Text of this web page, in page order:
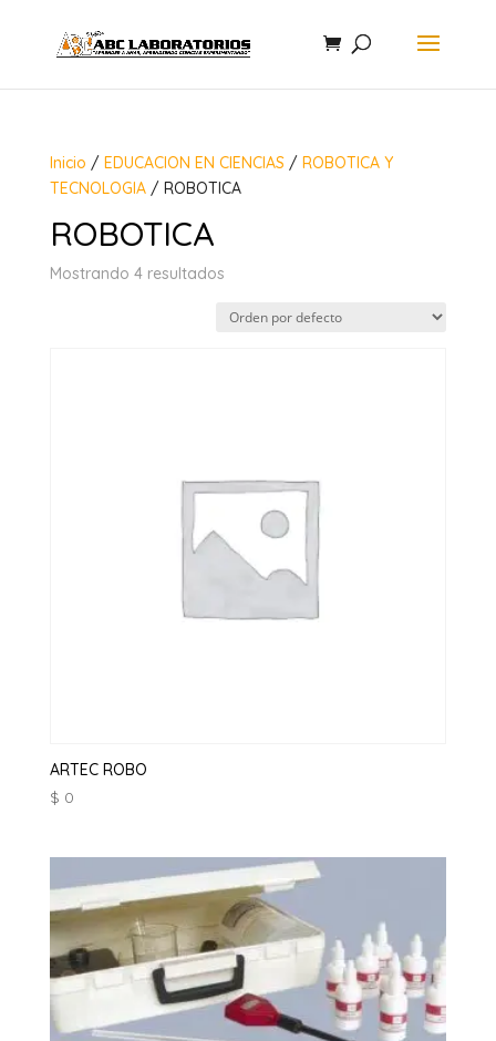
Inicio / EDUCACION EN CIENCIAS/ ROBOTICA Y
TECNOLOGIA/ ROBOTICA
ROBOTICA
Mostrando 4 resultados
ARTEC ROBO
$ 0